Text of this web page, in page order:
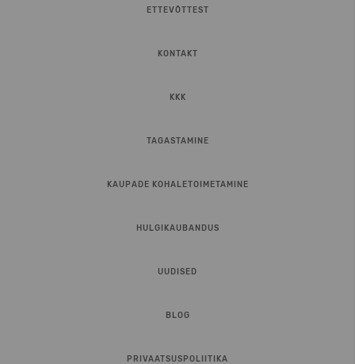
ETTEVÕTTEST
KONTAKT
KKK
TAGASTAMINE
KAUPADE KOHALETOIMETAMINE
HULGIKAUBANDUS
UUDISED
BLOG
PRIVAATSUSPOLIITIKA